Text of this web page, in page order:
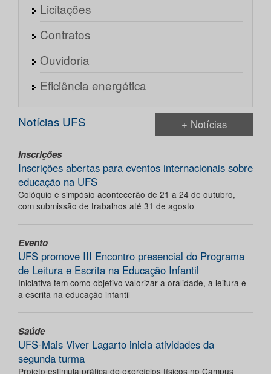
Licitações
Contratos
Ouvidoria
Eficiência energética
Notícias UFS + Notícias
Inscrições
Inscrições abertas para eventos internacionais sobre
educação na UFS
Colóquio e simpósio acontecerão de 21 a 24 de outubro,
com submissão de trabalhos até 31 de agosto
Evento
UFS promove III Encontro presencial do Programa
de Leitura e Escrita na Educação Infantil
Iniciativa tem como objetivo valorizar a oralidade, a leitura e
a escrita na educação infantil
Saúde
UFS-Mais Viver Lagarto inicia atividades da
segunda turma
Projeto estimula prática de exercícios físicos no Campus